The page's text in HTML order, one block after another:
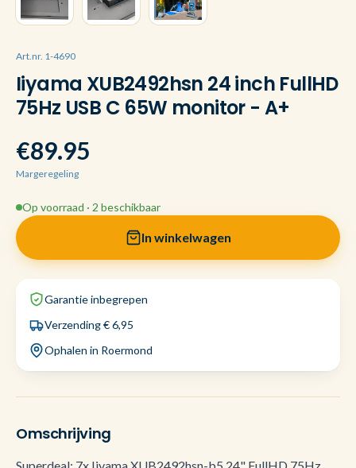
Art.nr. 1-4690
Iiyama XUB2492hsn 24 inch FullHD
75Hz USB C 65W monitor - A+
€89.95
Margeregeling
Op voorraad · 2 beschikbaar
In winkelwagen
Garantie inbegrepen
Verzending € 6,95
Ophalen in Roermond
Omschrijving